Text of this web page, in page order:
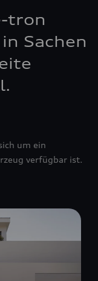
tron
Sachen
um ein
verfügbar ist.